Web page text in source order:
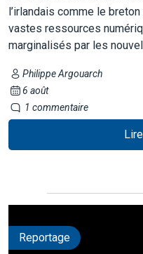
l’irlandais comme le
vastes ressources
marginalisés par les
Philippe Argouarch
6 août
1 commentaire
Reportage